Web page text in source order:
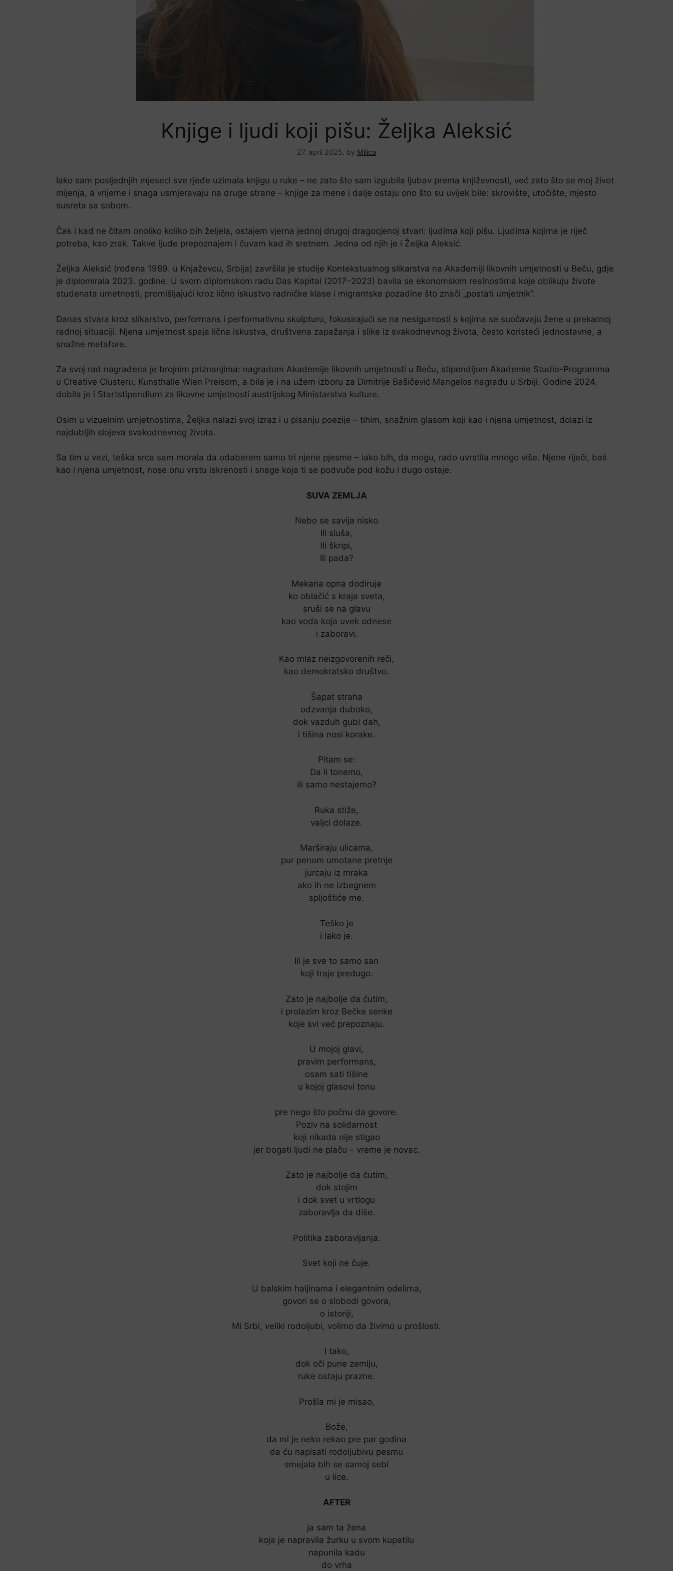
Knjige i ljudi koji pišu: Željka Aleksić
27. april 2025. by Milica
Iako sam posljednjih mjeseci sve rjeđe uzimala knjigu u ruke – ne zato što sam izgubila ljubav prema književnosti, već zato što se moj život
mijenja, a vrijeme i snaga usmjeravaju na druge strane – knjige za mene i dalje ostaju ono što su uvijek bile: skrovište, utočište, mjesto
susreta sa sobom.
Čak i kad ne čitam onoliko koliko bih željela, ostajem vjerna jednoj drugoj dragocjenoj stvari: ljudima koji pišu. Ljudima kojima je riječ
potreba, kao zrak. Takve ljude prepoznajem i čuvam kad ih sretnem. Jedna od njih je i Željka Aleksić.
Željka Aleksić (rođena 1989. u Knjaževcu, Srbija) završila je studije Kontekstualnog slikarstva na Akademiji likovnih umjetnosti u Beču, gdje
je diplomirala 2023. godine. U svom diplomskom radu Das Kapital (2017–2023) bavila se ekonomskim realnostima koje oblikuju živote
studenata umetnosti, promišljajući kroz lično iskustvo radničke klase i migrantske pozadine što znači „postati umjetnik“.
Danas stvara kroz slikarstvo, performans i performativnu skulpturu, fokusirajući se na nesigurnosti s kojima se suočavaju žene u prekarnoj
radnoj situaciji. Njena umjetnost spaja lična iskustva, društvena zapažanja i slike iz svakodnevnog života, često koristeći jednostavne, a
snažne metafore.
Za svoj rad nagrađena je brojnim priznanjima: nagradom Akademije likovnih umjetnosti u Beču, stipendijom Akademie Studio-Programma
u Creative Clusteru, Kunsthalle Wien Preisom, a bila je i na užem izboru za Dimitrije Bašičević Mangelos nagradu u Srbiji. Godine 2024.
dobila je i Startstipendium za likovne umjetnosti austrijskog Ministarstva kulture.
Osim u vizuelnim umjetnostima, Željka nalazi svoj izraz i u pisanju poezije – tihim, snažnim glasom koji kao i njena umjetnost, dolazi iz
najdubljih slojeva svakodnevnog života.
Sa tim u vezi, teška srca sam morala da odaberem samo tri njene pjesme – iako bih, da mogu, rado uvrstila mnogo više. Njene riječi, baš
kao i njena umjetnost, nose onu vrstu iskrenosti i snage koja ti se podvuče pod kožu i dugo ostaje.
SUVA ZEMLJA
Nebo se savija nisko
Ili sluša,
Ili škripi,
Ili pada?
Mekana opna dodiruje
ko oblačić s kraja sveta,
sruši se na glavu
kao voda koja uvek odnese
i zaboravi.
Kao mlaz neizgovorenih reči,
kao demokratsko društvo.
Šapat straha
odzvanja duboko,
dok vazduh gubi dah,
i tišina nosi korake.
Pitam se:
Da li tonemo,
ili samo nestajemo?
Ruka stiže,
valjci dolaze.
Marširaju ulicama,
pur penom umotane pretnje
jurcaju iz mraka
ako ih ne izbegnem
spljoštiće me.
Teško je
i lako je.
Ili je sve to samo san
koji traje predugo.
Zato je najbolje da ćutim,
i prolazim kroz Bečke senke
koje svi već prepoznaju.
U mojoj glavi,
pravim performans,
osam sati tišine
u kojoj glasovi tonu
pre nego što počnu da govore.
Poziv na solidarnost
koji nikada nije stigao
jer bogati ljudi ne plaču – vreme je novac.
Zato je najbolje da ćutim,
dok stojim
i dok svet u vrtlogu
zaboravlja da diše.
Politika zaboravljanja.
Svet koji ne čuje.
U balskim haljinama i elegantnim odelima,
govori se o slobodi govora,
o istoriji,
Mi Srbi, veliki rodoljubi, volimo da živimo u prošlosti.
I tako,
dok oči pune zemlju,
ruke ostaju prazne.
Prošla mi je misao,
Bože,
da mi je neko rekao pre par godina
da ću napisati rodoljubivu pesmu
smejala bih se samoj sebi
u lice.
AFTER
ja sam ta žena
koja je napravila žurku u svom kupatilu
napunila kadu
do vrha